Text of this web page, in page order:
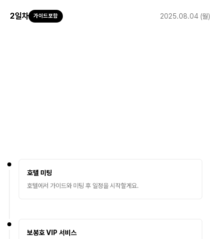
2일차 가이드포함 2025.08.04 (월)
호텔 미팅
호텔에서 가이드와 미팅 후 일정을 시작할게요.
보봉호 VIP 서비스